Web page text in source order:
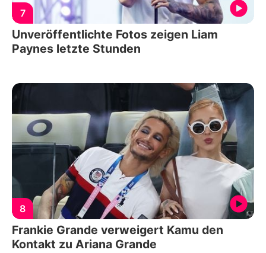
7
Unveröffentlichte Fotos zeigen Liam
Paynes letzte Stunden
8
Frankie Grande verweigert Kamu den
Kontakt zu Ariana Grande